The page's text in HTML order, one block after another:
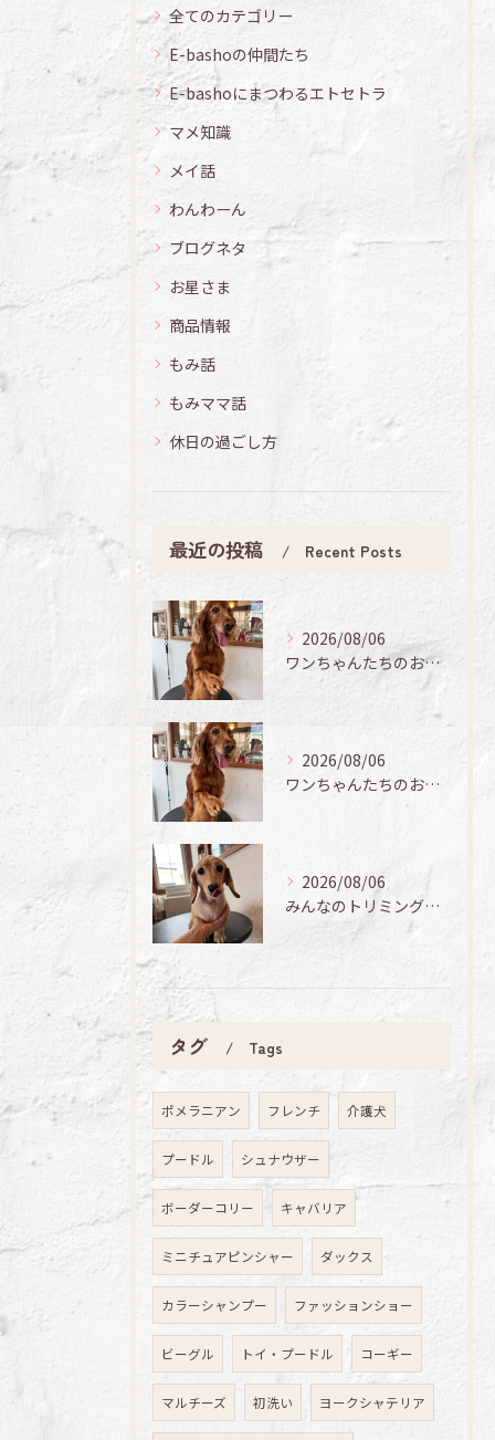
全てのカテゴリー
E-bashoの仲間たち
E-bashoにまつわるエトセトラ
マメ知識
メイ話
わんわーん
ブログネタ
お星さま
商品情報
もみ話
もみママ話
休日の過ごし方
最近の投稿 Recent Posts
2026/08/06
ワンちゃんたちのお手入れ日記🐶✨
2026/08/06
ワンちゃんたちのお手入れ日記🐶✨
2026/08/06
みんなのトリミング日記🌟
タグ Tags
ポメラニアン フレンチ 介護犬
プードル シュナウザー
ボーダーコリー キャバリア
ミニチュアピンシャー ダックス
カラーシャンプー ファッションショー
ビーグル トイ・プードル コーギー
マルチーズ 初洗い ヨークシャテリア